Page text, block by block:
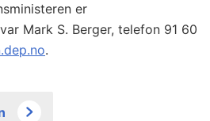
er
Mark S. Berger, telefon 91 60
.